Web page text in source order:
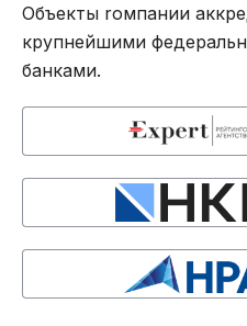
Объекты rомпании
крупнейшими
банками.